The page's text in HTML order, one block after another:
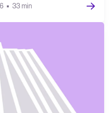
33 min